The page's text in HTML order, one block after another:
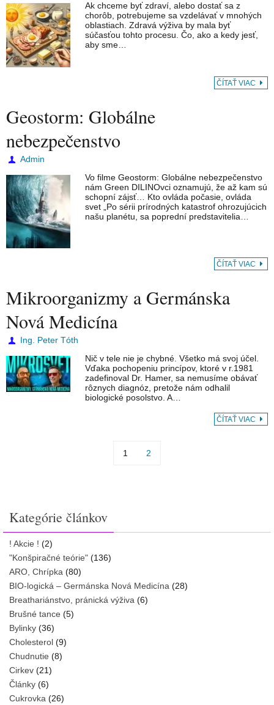
Ak chceme byť zdraví, alebo dostať sa z
chorôb, potrebujeme sa vzdelávať v mnohých
oblastiach. Zdravá výživa by mala byť
súčasťou tohto procesu. Čo, ako a kedy jesť,
aby sme…
ČÍTAŤ VIAC
Geostorm: Globálne
nebezpečenstvo
Admin
Vo filme Geostorm: Globálne nebezpečenstvo
nám Green DILINOvci oznamujú, že až kam sú
schopní zájsť… Kto ovláda počasie, ovláda
svet „Po sérii prírodných katastrof ohrozujúcich
našu planétu, sa poprední predstavitelia…
ČÍTAŤ VIAC
Mikroorganizmy a Germánska
Nová Medicína
Ing. Peter Tóth
Nič v tele nie je chybné. Všetko má svoj účel.
Vďaka pochopeniu princípov, ktoré v r.1981
zadefinoval Dr. Hamer, sa nemusíme obávať
rôznych diagnóz, pretože nám odhalil
biologické posolstvo. A…
ČÍTAŤ VIAC
1 2
Kategórie článkov
! Akcie ! (2)
"Konšpiračné teórie" (136)
ARO, Chrípka (80)
BIO-logická – Germánska Nová Medicína (28)
Breathariánstvo, pránická výživa (6)
Brušné tance (5)
Bylinky (36)
Cholesterol (9)
Chudnutie (8)
Cirkev (21)
Články (6)
Cukrovka (26)